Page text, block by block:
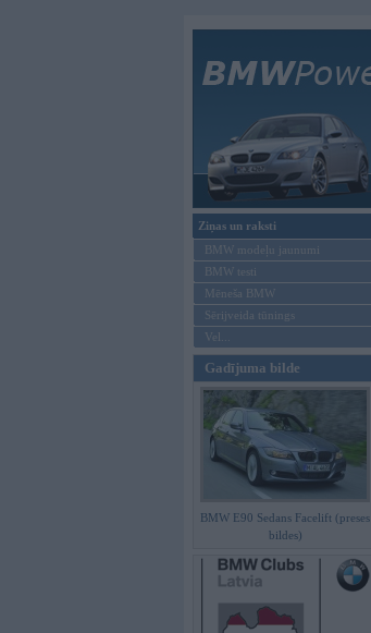
Ziņas un raksti
BMW modeļu jaunumi
BMW testi
Mēneša BMW
Sērijveida tūnings
Vel...
Gadījuma bilde
BMW E90 Sedans Facelift (preses
bildes)